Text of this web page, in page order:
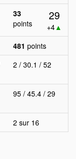
33
points
29
+4▲
481 points
2 / 30.1 / 52
95 / 45.4 / 29
2 sur 16